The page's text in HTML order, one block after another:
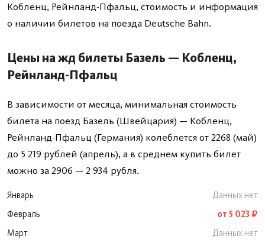
Кобленц, Рейнланд-Пфальц, стоимость и информация
о наличии билетов на поезда Deutsche Bahn.
Цены на жд билеты Базель — Кобленц,
Рейнланд-Пфальц
В зависимости от месяца, минимальная стоимость
билета на поезд Базель (Швейцария) — Кобленц,
Рейнланд-Пфальц (Германия) колеблется от 2268 (май)
до 5 219 рублей (апрель), а в среднем купить билет
можно за 2906 — 2 934 рубля.
Январь
Данных нет
Февраль
от 5 023 ₽
Март
Данных нет